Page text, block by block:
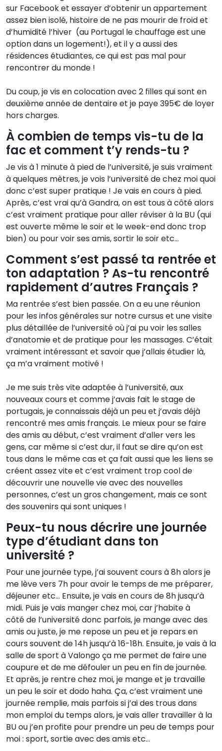
sur Facebook et essayer d’obtenir un appartement
assez bien isolé, histoire de ne pas mourir de froid et
d’humidité l’hiver (au Portugal le chauffage est une
option dans un logement!), et il y a aussi des
résidences étudiantes, ce qui est pas mal pour
rencontrer du monde !
Du coup, je vis en colocation avec 2 filles qui sont en
deuxième année de dentaire et je paye 395€ de loyer
hors charges.
À combien de temps vis-tu de la
fac et comment t’y rends-tu ?
Je vis à 1 minute à pied de l’université, je suis vraiment
à quelques mètres, je vois l’université de chez moi quoi
donc c’est super pratique ! Je vais en cours à pied.
Après, c’est vrai qu’à Gandra, on est tous à côté alors
c’est vraiment pratique pour aller réviser à la BU (qui
est ouverte même le soir et le week-end donc trop
bien) ou pour voir ses amis, sortir le soir etc…
Comment s’est passé ta rentrée et
ton adaptation ? As-tu rencontré
rapidement d’autres Français ?
Ma rentrée s’est bien passée. On a eu une réunion
pour les infos générales sur notre cursus et une visite
plus détaillée de l’université où j’ai pu voir les salles
d’anatomie et de pratique pour les massages. C’était
vraiment intéressant et savoir que j’allais étudier là,
ça m’a vraiment motivé !
Je me suis très vite adaptée à l’université, aux
nouveaux cours et comme j’avais fait le stage de
portugais, je connaissais déjà un peu et j’avais déjà
rencontré mes amis français. Le mieux pour se faire
des amis au début, c’est vraiment d’aller vers les
gens, car même si c’est dur, il faut se dire qu’on est
tous dans le même cas et ça fait aussi que les liens se
créent assez vite et c’est vraiment trop cool de
découvrir une nouvelle vie avec des nouvelles
personnes, c’est un gros changement, mais ce sont
des souvenirs qui sont uniques !
Peux-tu nous décrire une journée
type d’étudiant dans ton
université ?
Pour une journée type, j’ai souvent cours à 8h alors je
me lève vers 7h pour avoir le temps de me préparer,
déjeuner etc… Ensuite, je vais en cours de 8h jusqu’à
midi. Puis je vais manger chez moi, car j’habite à
côté de l’université donc parfois, je mange avec des
amis ou juste, je me repose un peu et je repars en
cours souvent de 14h jusqu’à 16-18h. Ensuite, je vais à la
salle de sport à Valongo ça me permet de faire une
coupure et de me défouler un peu en fin de journée.
Et après, je rentre chez moi, je mange et je travaille
un peu le soir et dodo haha. Ça, c’est vraiment une
journée remplie, mais parfois si j’ai des trous dans
mon emploi du temps alors, je vais aller travailler à la
BU ou j’en profite pour prendre un peu de temps pour
moi : sport, sortie avec des amis etc…